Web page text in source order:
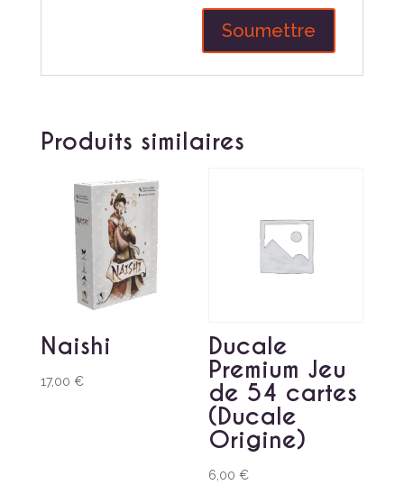
Produits similaires
Naishi
17,00 €
Ducale
Premium Jeu
de 54 cartes
(Ducale
Origine)
6,00€